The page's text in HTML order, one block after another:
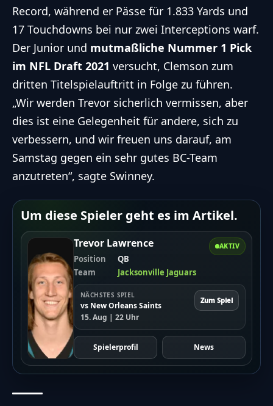
Record, während er Pässe für 1.833 Yards und
17 Touchdowns bei nur zwei Interceptions warf.
Der Junior und mutmaßliche Nummer 1 Pick
im NFL Draft 2021 versucht, Clemson zum
dritten Titelspielauftritt in Folge zu führen.
„Wir werden Trevor sicherlich vermissen, aber
dies ist eine Gelegenheit für andere, sich zu
verbessern, und wir freuen uns darauf, am
Samstag gegen ein sehr gutes BC-Team
anzutreten“, sagte Swinney.
Um diese Spieler geht es im Artikel.
AKTIV
Trevor Lawrence
Position
QB
Team
Jacksonville Jaguars
NÄCHSTES SPIEL
vs New Orleans Saints
15. Aug | 22 Uhr
Zum Spiel
Spielerprofil News